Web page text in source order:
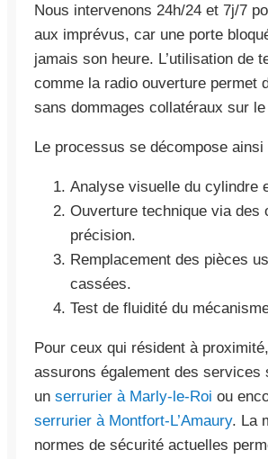
Nous intervenons 24h/24 et 7j/7
aux imprévus, car une porte
jamais son heure. L’utilisation de
comme la radio ouverture permet
sans dommages collatéraux sur
Le processus se décompose ainsi
Analyse visuelle du cylindre
Ouverture technique via des
précision.
Remplacement des pièces
cassées.
Test de fluidité du
Pour ceux qui résident à
assurons également des services
un serrurier à Marly-le-Roi ou
serrurier à Montfort-L’Amaury. La
normes de sécurité actuelles